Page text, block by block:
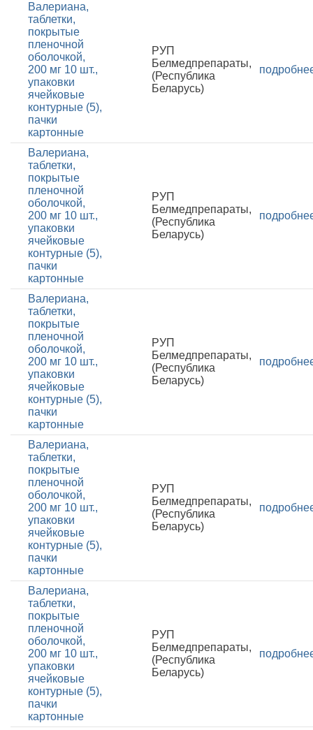
Валериана,
таблетки,
покрытые
пленочной
оболочкой,
200 мг 10 шт.,
упаковки
ячейковые
контурные (5),
пачки
картонные
РУП
Белмедпрепараты,
(Республика
Беларусь)
Валериана,
таблетки,
покрытые
пленочной
оболочкой,
200 мг 10 шт.,
упаковки
ячейковые
контурные (5),
пачки
картонные
РУП
Белмедпрепараты,
(Республика
Беларусь)
Валериана,
таблетки,
покрытые
пленочной
оболочкой,
200 мг 10 шт.,
упаковки
ячейковые
контурные (5),
пачки
картонные
РУП
Белмедпрепараты,
(Республика
Беларусь)
Валериана,
таблетки,
покрытые
пленочной
оболочкой,
200 мг 10 шт.,
упаковки
ячейковые
контурные (5),
пачки
картонные
РУП
Белмедпрепараты,
(Республика
Беларусь)
Валериана,
таблетки,
покрытые
пленочной
оболочкой,
200 мг 10 шт.,
упаковки
ячейковые
контурные (5),
пачки
картонные
РУП
Белмедпрепараты,
(Республика
Беларусь)